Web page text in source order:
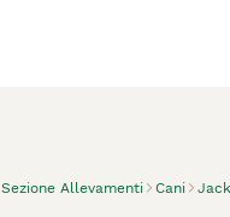
Sezione Allevamenti Cani